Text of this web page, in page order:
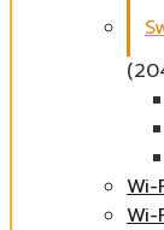
Wi-
Wi-